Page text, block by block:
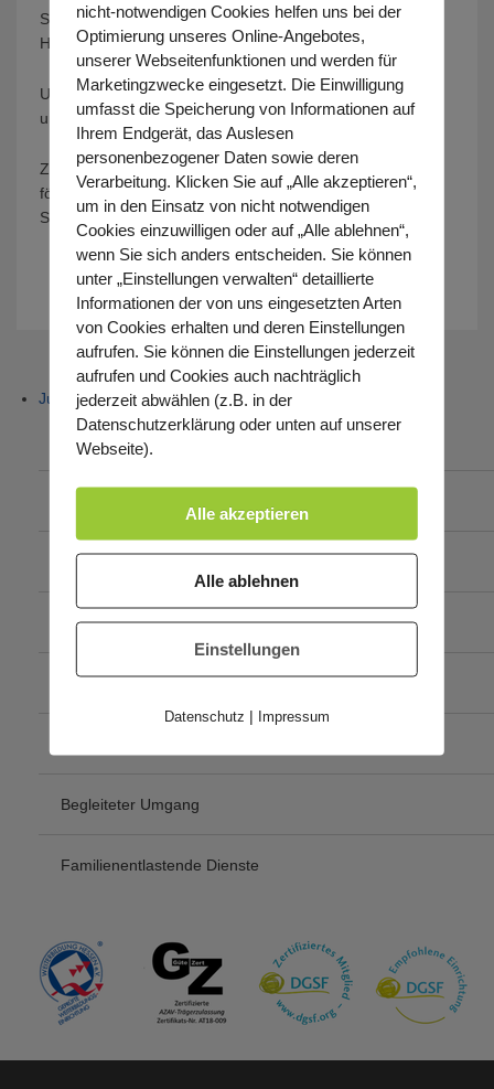
Jugendhilfe
Integrationshilfe
Einzelfallhilfen
Soziales Kompetenztraining – SoKom
Erziehungsbeistandsschaft
Begleiteter Umgang
Familienentlastende Dienste
Singen und Musizieren, Spaziergänge, Aufgreifen von
Hobbys wie z.B. Sport- und Kulturveranstaltungen.
Unsere HelferInnen bieten ebenfalls Begleitung zu Ärzten
und Therapeuten.
Ziel ist es, die Teilhabe am Leben in der Gesellschaft zu
fördern, und ein hohes Maß an Selbstständigkeit,
Selbstbestimmung und Lebensqualität zu ermöglichen.
nicht-notwendigen Cookies helfen uns bei der
Optimierung unseres Online-Angebotes,
unserer Webseitenfunktionen und werden für
Marketingzwecke eingesetzt. Die Einwilligung
umfasst die Speicherung von Informationen auf
Ihrem Endgerät, das Auslesen
personenbezogener Daten sowie deren
Verarbeitung. Klicken Sie auf „Alle akzeptieren“,
um in den Einsatz von nicht notwendigen
Cookies einzuwilligen oder auf „Alle ablehnen“,
wenn Sie sich anders entscheiden. Sie können
unter „Einstellungen verwalten“ detaillierte
Informationen der von uns eingesetzten Arten
von Cookies erhalten und deren Einstellungen
aufrufen. Sie können die Einstellungen jederzeit
aufrufen und Cookies auch nachträglich
jederzeit abwählen (z.B. in der
Datenschutzerklärung oder unten auf unserer
Webseite).
Alle akzeptieren
Alle ablehnen
Einstellungen
Datenschutz | Impressum